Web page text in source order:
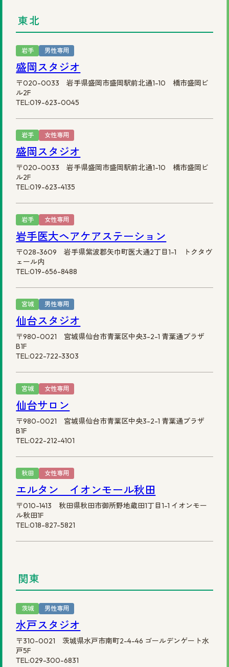
東北
岩手 男性専用
盛岡スタジオ
〒020-0033 岩手県盛岡市盛岡駅前北通1-10 橋市盛岡ビ
ル2F
TEL:019-623-0045
岩手 女性専用
盛岡スタジオ
〒020-0033 岩手県盛岡市盛岡駅前北通1-10 橋市盛岡ビ
ル2F
TEL:019-623-4135
岩手 女性専用
岩手医大ヘアケアステーション
〒028-3609 岩手県紫波郡矢巾町医大通2丁目1-1 トクタヴ
ェール内
TEL:019-656-8488
宮城 男性専用
仙台スタジオ
〒980-0021 宮城県仙台市青葉区中央3-2-1 青葉通プラザ
B1F
TEL:022-722-3303
宮城 女性専用
仙台サロン
〒980-0021 宮城県仙台市青葉区中央3-2-1 青葉通プラザ
B1F
TEL:022-212-4101
秋田 女性専用
エルタン イオンモール秋田
〒010-1413 秋田県秋田市御所野地蔵田1丁目1-1 イオンモー
ル秋田1F
TEL:018-827-5821
関東
茨城 男性専用
水戸スタジオ
〒310-0021 茨城県水戸市南町2-4-46 ゴールデンゲート水
戸5F
TEL:029-300-6831